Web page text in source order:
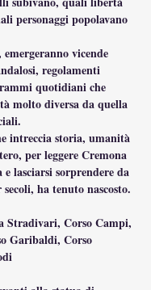
personaggi popolavano
vicende
regolamenti
quotidiani che
molto diversa da quella
intreccia storia, umanità
per leggere Cremona
e lasciarsi sorprendere da
ha tenuto nascosto.
Stradivari, Corso Campi,
Garibaldi, Corso